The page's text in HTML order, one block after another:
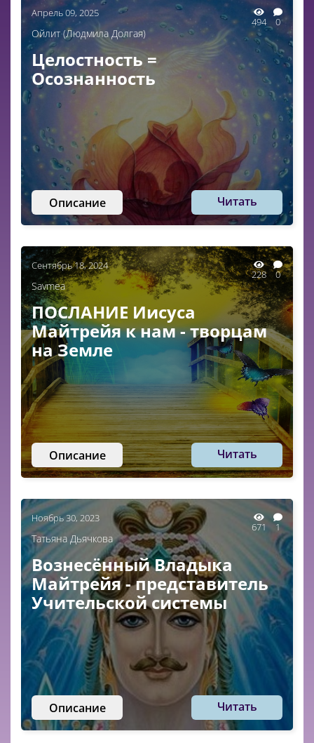
Апрель 09, 2025
494 0
Ойлит (Людмила Долгая)
Целостность =
Осознанность
Описание Читать
Сентябрь 18, 2024
228 0
Savmea
ПОСЛАНИЕ Иисуса
Майтрейя к нам - творцам
на Земле
Описание Читать
Ноябрь 30, 2023
671 1
Татьяна Дьячкова
Вознесённый Владыка
Майтрейя - представитель
Учительской системы
Описание Читать